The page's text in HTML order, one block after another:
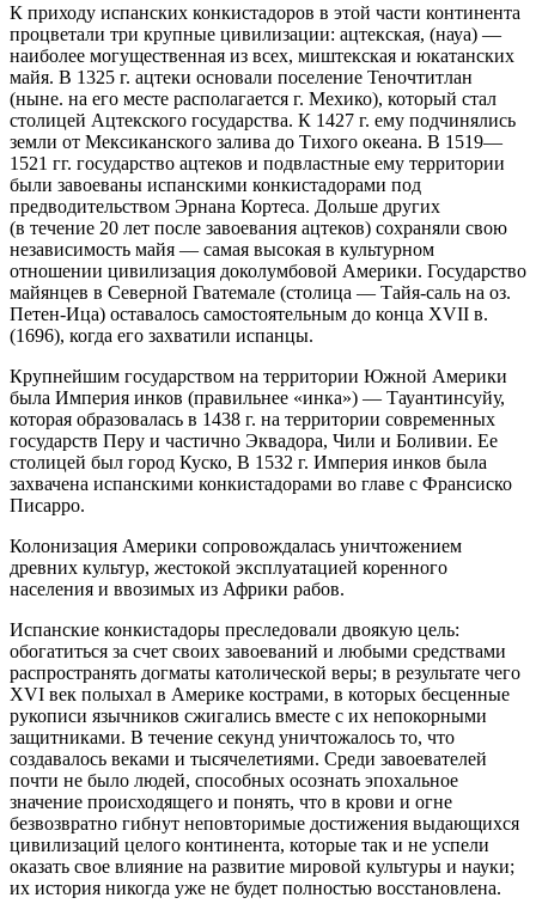
К приходу испанских конкистадоров в этой части континента
процветали три крупные цивилизации: ацтекская, (науа) —
наиболее могущественная из всех, миштекская и юкатанских
майя. В 1325 г. ацтеки основали поселение Теночтитлан
(ныне. на его месте располагается г. Мехико), который стал
столицей Ацтекского государства. К 1427 г. ему подчинялись
земли от Мексиканского залива до Тихого океана. В 1519—
1521 гг. государство ацтеков и подвластные ему территории
были завоеваны испанскими конкистадорами под
предводительством Эрнана Кортеса. Дольше других
(в течение 20 лет после завоевания ацтеков) сохраняли свою
независимость майя — самая высокая в культурном
отношении цивилизация доколумбовой Америки. Государство
майянцев в Северной Гватемале (столица — Тайя-саль на оз.
Петен-Ица) оставалось самостоятельным до конца XVII в.
(1696), когда его захватили испанцы.
Крупнейшим государством на территории Южной Америки
была Империя инков (правильнее «инка») — Тауантинсуйу,
которая образовалась в 1438 г. на территории современных
государств Перу и частично Эквадора, Чили и Боливии. Ее
столицей был город Куско, В 1532 г. Империя инков была
захвачена испанскими конкистадорами во главе с Франсиско
Писарро.
Колонизация Америки сопровождалась уничтожением
древних культур, жестокой эксплуатацией коренного
населения и ввозимых из Африки рабов.
Испанские конкистадоры преследовали двоякую цель:
обогатиться за счет своих завоеваний и любыми средствами
распространять догматы католической веры; в результате чего
XVI век полыхал в Америке кострами, в которых бесценные
рукописи язычников сжигались вместе с их непокорными
защитниками. В течение секунд уничтожалось то, что
создавалось веками и тысячелетиями. Среди завоевателей
почти не было людей, способных осознать эпохальное
значение происходящего и понять, что в крови и огне
безвозвратно гибнут неповторимые достижения выдающихся
цивилизаций целого континента, которые так и не успели
оказать свое влияние на развитие мировой культуры и науки;
их история никогда уже не будет полностью восстановлена.